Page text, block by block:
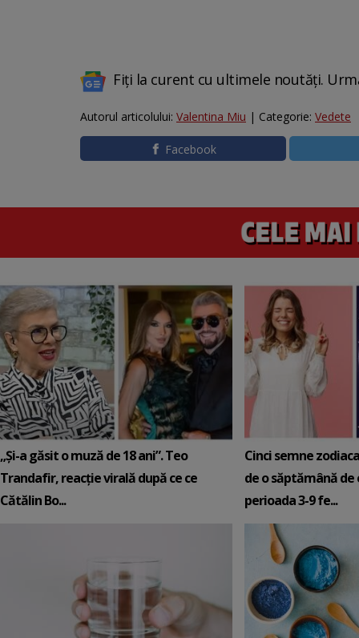
Fiți la curent cu ultimele noutăți.
Autorul articolului: Valentina Miu | Categorie: Vedete
Facebook
„Și-a găsit o muză de 18 ani”. Teo
Trandafir, reacție virală după ce ce
Cătălin Bo...
Cinci semne
de o săptămână de
perioada 3-9 fe...